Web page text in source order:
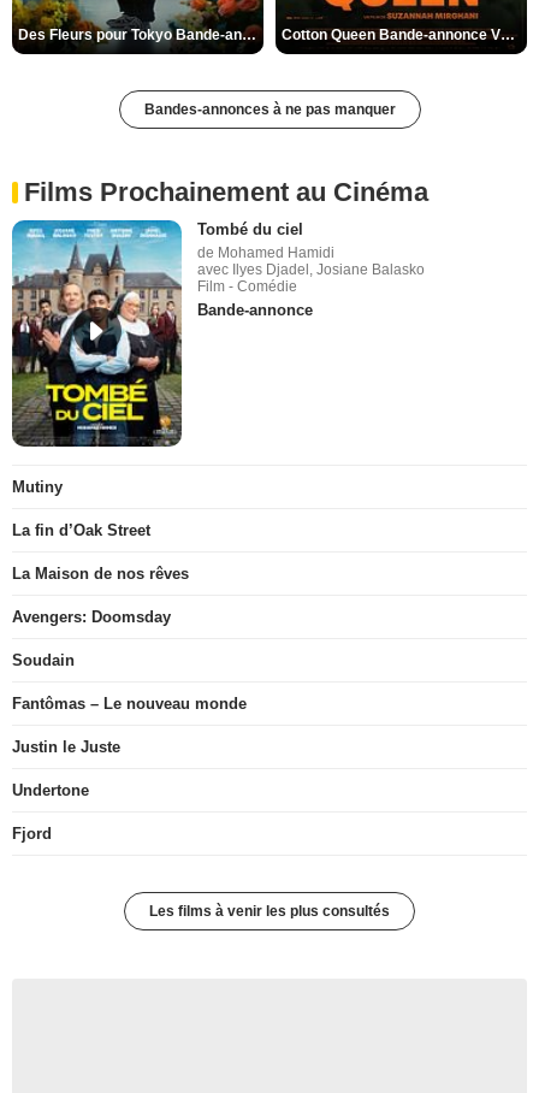
Des Fleurs pour Tokyo Bande-annonce VO STFR Cotton Queen Bande-annonce VO STFR
Bandes-annonces à ne pas manquer
Films Prochainement au Cinéma
Tombé du ciel
de Mohamed Hamidi
avec Ilyes Djadel, Josiane Balasko
Film - Comédie
Bande-annonce
Mutiny
La fin d’Oak Street
La Maison de nos rêves
Avengers: Doomsday
Soudain
Fantômas – Le nouveau monde
Justin le Juste
Undertone
Fjord
Les films à venir les plus consultés